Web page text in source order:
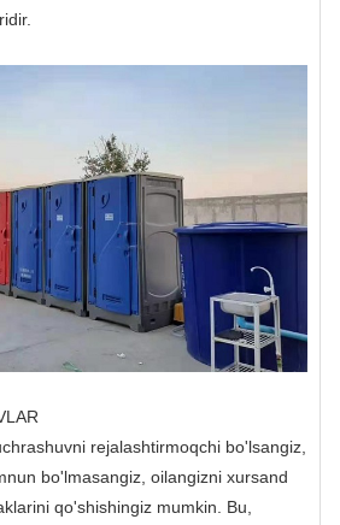
rejalashtirmoqchi bo'lsangiz,
bo'lmasangiz, oilangizni xursand
qo'shishingiz mumkin. Bu,